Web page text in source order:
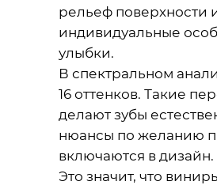
рельеф поверхности
индивидуальные
улыбки.
В спектральном
16 оттенков. Такие
делают зубы
нюансы по желанию
включаются в дизайн.
Это значит, что